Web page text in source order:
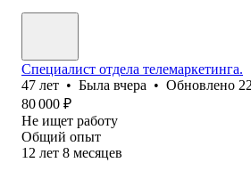
Специалист отдела телемаркетинга.
47 лет • Была вчера • Обновлено
80 000 ₽
Не ищет работу
Общий опыт
12 лет 8 месяцев